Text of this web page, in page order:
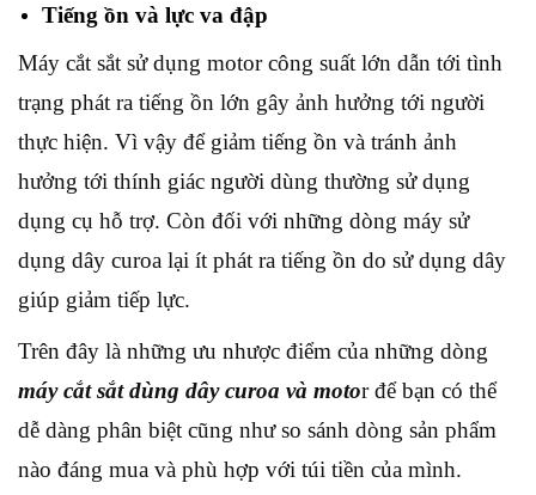
Tiếng ồn và lực va đập
Máy cắt sắt sử dụng motor công suất lớn dẫn tới tình
trạng phát ra tiếng ồn lớn gây ảnh hưởng tới người
thực hiện. Vì vậy để giảm tiếng ồn và tránh ảnh
hưởng tới thính giác người dùng thường sử dụng
dụng cụ hỗ trợ. Còn đối với những dòng máy sử
dụng dây curoa lại ít phát ra tiếng ồn do sử dụng dây
giúp giảm tiếp lực.
Trên đây là những ưu nhược điểm của những dòng
máy cắt sắt dùng dây curoa và motor để bạn có thể
dễ dàng phân biệt cũng như so sánh dòng sản phẩm
nào đáng mua và phù hợp với túi tiền của mình.